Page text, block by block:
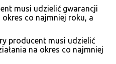
musi udzielić gwarancji
okres co najmniej roku, a
musi udzielić
na okres co najmniej